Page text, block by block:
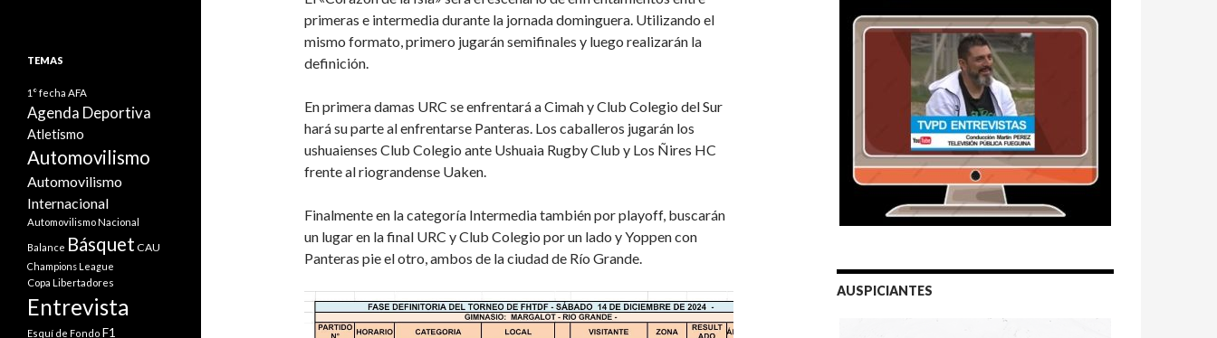
primeras e intermedia durante la jornada dominguera. Utilizando el
mismo formato, primero jugarán semifinales y luego realizarán la
definición.
En primera damas URC se enfrentará a Cimah y Club Colegio del Sur
hará su parte al enfrentarse Panteras. Los caballeros jugarán los
ushuaienses Club Colegio ante Ushuaia Rugby Club y Los Ñires HC
frente al riograndense Uaken.
Finalmente en la categoría Intermedia también por playoff, buscarán
un lugar en la final URC y Club Colegio por un lado y Yoppen con
Panteras pie el otro, ambos de la ciudad de Río Grande.
AUSPICIANTES
TEMAS
1° fecha AFA
Agenda Deportiva
Atletismo
Automovilismo
Automovilismo
Internacional
Automovilismo Nacional
Balance Básquet CAU
Champions League
Copa Libertadores
Entrevista
Esquí de Fondo F1